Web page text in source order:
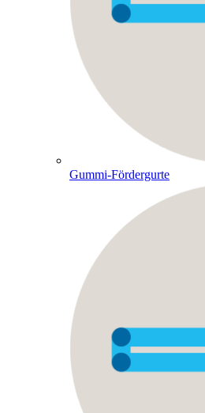
Gummi-Fördergurte